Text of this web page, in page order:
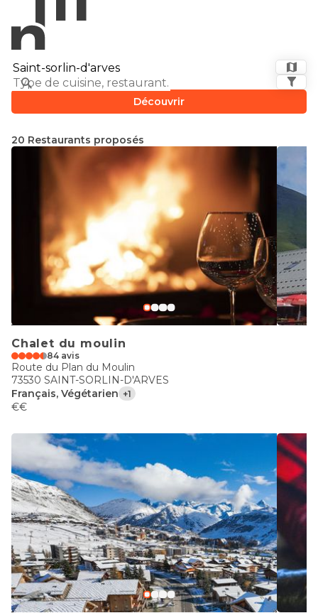
Découvrir
20 Restaurants proposés
Chalet du moulin
84 avis
Route du Plan du Moulin
73530 SAINT-SORLIN-D'ARVES
Français, Végétarien +1
€€